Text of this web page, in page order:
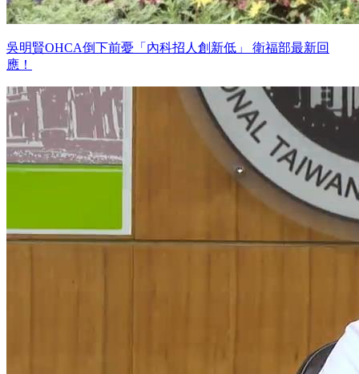
吳明賢OHCA倒下前憂「內科招人創新低」 衛福部最新回
應！